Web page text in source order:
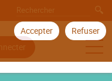
Accepter Refuser